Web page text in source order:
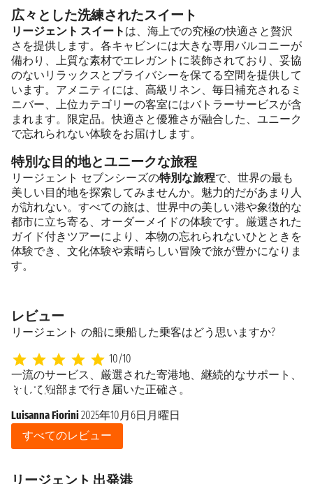
広々とした洗練されたスイート
リージェント スイート は、海上での究極の快適さと贅沢
さを提供します。各キャビンには大きな専用バルコニーが
備わり、上質な素材でエレガントに装飾されており、妥協
のないリラックスとプライバシーを保てる空間を提供して
います。アメニティには、高級リネン、毎日補充されるミ
ニバー、上位カテゴリーの客室にはバトラーサービスが含
まれます。限定品。快適さと優雅さが融合した、ユニーク
で忘れられない体験をお届けします。
特別な目的地とユニークな旅程
リージェント セブンシーズの特別な旅程で、世界の最も
美しい目的地を探索してみませんか。魅力的だがあまり人
が訪れない。すべての旅は、世界中の美しい港や象徴的な
都市に立ち寄る、オーダーメイドの体験です。厳選された
ガイド付きツアーにより、本物の忘れられないひとときを
体験でき、文化体験や素晴らしい冒険で旅が豊かになりま
す。
レビュー
リージェント の船に乗船した乗客はどう思いますか?
10/10
一流のサービス、厳選された寄港地、継続的なサポート、
そして細部まで行き届いた正確さ。
Luisanna Fiorini2025年10月6日月曜日
すべてのレビュー
リージェント 出発港